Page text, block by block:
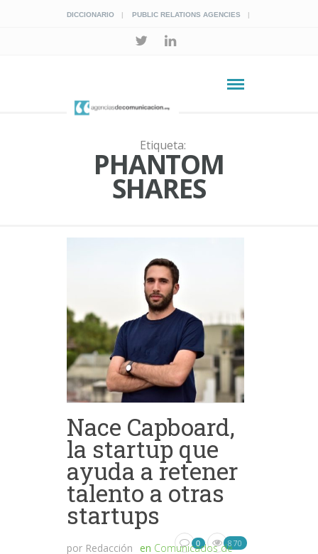
DICCIONARIO PUBLIC RELATIONS AGENCIES
Etiqueta:
PHANTOM
SHARES
Nace Capboard,
la startup que
ayuda a retener
talento a otras
startups
por Redacción en Comunicados de
0 870